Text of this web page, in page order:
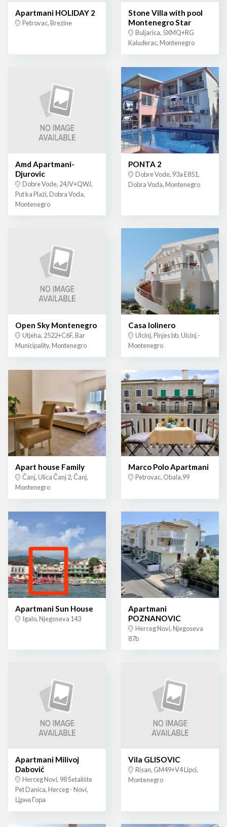
Apartmani HOLIDAY 2
Petrovac, Brezine
Stone Villa with pool
Montenegro Star
Buljarica, 5XMQ+RG
Kaluđerac, Montenegro
Amd Apartmani-
Djurovic
Dobre Vode, 24JV+QWJ,
Put ka Plaži, Dobra Voda,
Montenegro
PONTA 2
Dobre Vode, 93a E851,
Dobra Voda, Montenegro
Open Sky Montenegro
Utjeha, 2522+C6F, Bar
Municipality, Montenegro
Casa lolinero
Ulcinj, Pinjes bb, Ulcinj -
Montenegro
Apart house Family
Čanj, Ulica Čanj 2, Čanj,
Montenegro
Marco Polo Apartmani
Petrovac, Obala,99
Apartmani Sun House
Igalo, Njegoseva 143
Apartmani
POZNANOVIC
Herceg Novi, Njegoseva
87b
Apartmani Milivoj
Dabović
Herceg Novi, 98 Šetalište
Pet Danica, Herceg - Novi,
Црна Гора
Vila GLISOVIC
Risan, GM49+V4 Lipci,
Montenegro